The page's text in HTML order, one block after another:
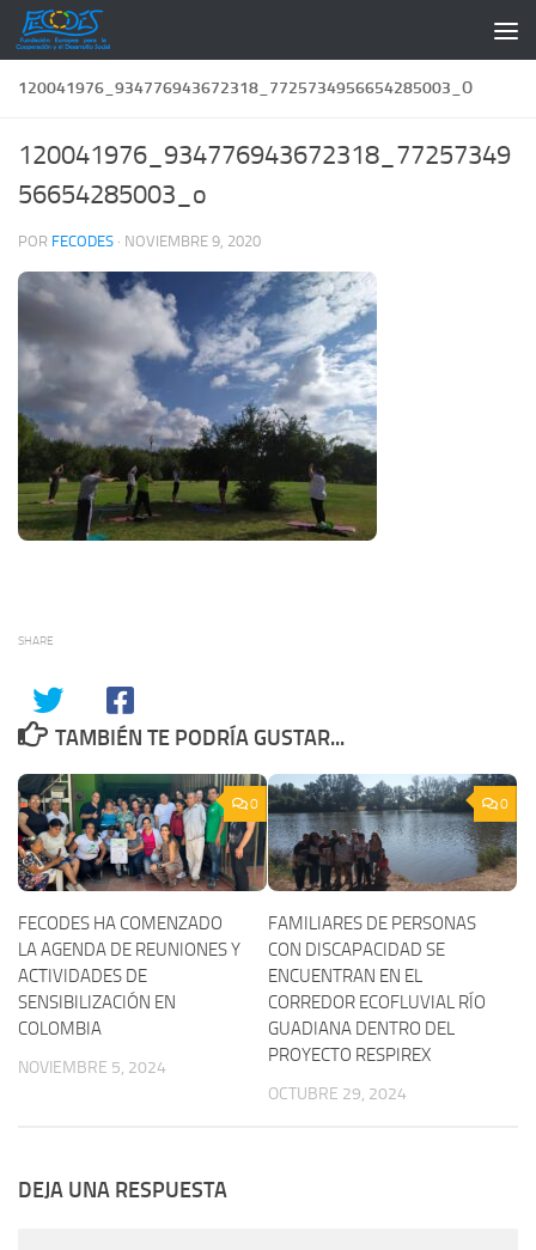
Saltar al contenido
120041976_934776943672318_7725734956654285003_O
120041976_934776943672318_77257349
56654285003_o
POR FECODES · NOVIEMBRE 9, 2020
SHARE
TAMBIÉN TE PODRÍA GUSTAR...
0
FECODES HA COMENZADO
LA AGENDA DE REUNIONES Y
ACTIVIDADES DE
SENSIBILIZACIÓN EN
COLOMBIA
NOVIEMBRE 5, 2024
0
FAMILIARES DE PERSONAS
CON DISCAPACIDAD SE
ENCUENTRAN EN EL
CORREDOR ECOFLUVIAL RÍO
GUADIANA DENTRO DEL
PROYECTO RESPIREX
OCTUBRE 29, 2024
DEJA UNA RESPUESTA